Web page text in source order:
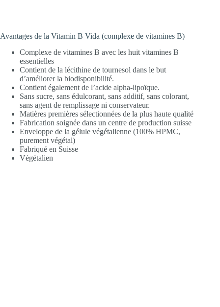
Avantages de la Vitamin B Vida (complexe de vitamines B)
Complexe de vitamines B avec les huit vitamines B
essentielles
Contient de la lécithine de tournesol dans le but
d’améliorer la biodisponibilité.
Contient également de l’acide alpha-lipoïque.
Sans sucre, sans édulcorant, sans additif, sans colorant,
sans agent de remplissage ni conservateur.
Matières premières sélectionnées de la plus haute qualité
Fabrication soignée dans un centre de production suisse
Enveloppe de la gélule végétalienne (100% HPMC,
purement végétal)
Fabriqué en Suisse
Végétalien